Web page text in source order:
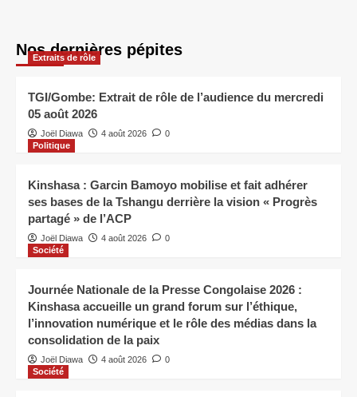
Nos dernières pépites
Extraits de rôle
TGI/Gombe: Extrait de rôle de l’audience du mercredi
05 août 2026
Joël Diawa 4 août 2026
0
Politique
Kinshasa : Garcin Bamoyo mobilise et fait adhérer
ses bases de la Tshangu derrière la vision « Progrès
partagé » de l’ACP
Joël Diawa 4 août 2026
0
Société
Journée Nationale de la Presse Congolaise 2026 :
Kinshasa accueille un grand forum sur l’éthique,
l’innovation numérique et le rôle des médias dans la
consolidation de la paix
Joël Diawa 4 août 2026
0
Société